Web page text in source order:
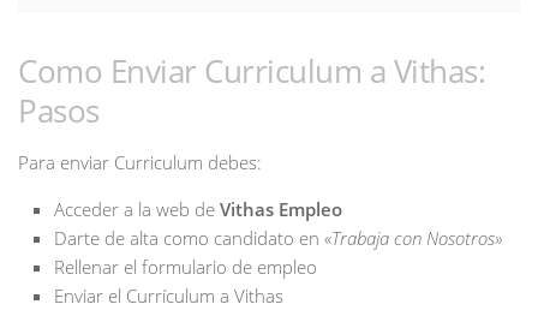
Como Enviar Curriculum a Vithas:
Pasos
Para enviar Curriculum debes:
Acceder a la web de Vithas Empleo
Darte de alta como candidato en «Trabaja con Nosotros»
Rellenar el formulario de empleo
Enviar el Currículum a Vithas